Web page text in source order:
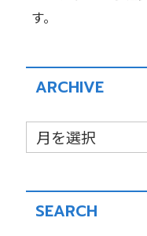
す。
ARCHIVE
SEARCH